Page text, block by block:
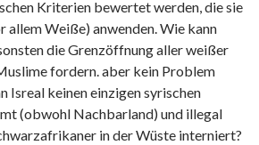
Kriterien bewertet werden, die sie
allem Weiße) anwenden. Wie kann
die Grenzöffnung aller weißer
fordern. aber kein Problem
Isreal keinen einzigen syrischen
(obwohl Nachbarland) und illegal
in der Wüste interniert?